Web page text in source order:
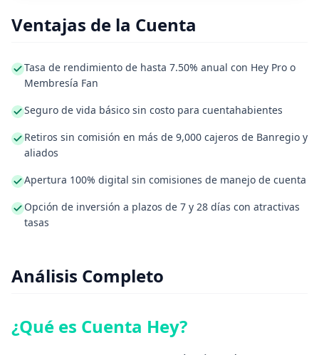
Ventajas de la Cuenta
Tasa de rendimiento de hasta 7.50% anual con Hey Pro o
Membresía Fan
Seguro de vida básico sin costo para cuentahabientes
Retiros sin comisión en más de 9,000 cajeros de Banregio y
aliados
Apertura 100% digital sin comisiones de manejo de cuenta
Opción de inversión a plazos de 7 y 28 días con atractivas
tasas
Análisis Completo
¿Qué es Cuenta Hey?